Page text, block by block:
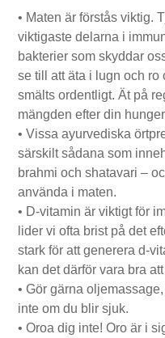
• Maten är förstås viktig.
viktigaste delarna i
bakterier som skyddar
se till att äta i lugn och ro
smälts ordentligt. Ät på
mängden efter din
• Vissa ayurvediska
särskilt sådana som
brahmi och shatavari –
använda i maten.
• D-vitamin är viktigt för
lider vi ofta brist på det
stark för att generera d-
kan det därför vara bra
• Gör gärna
inte om du blir sjuk.
• Oroa dig inte! Oro är i